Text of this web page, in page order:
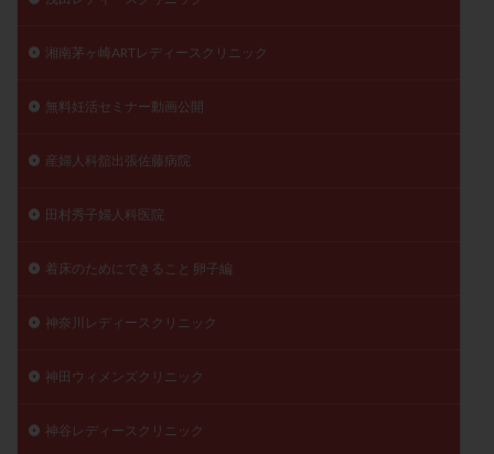
湘南茅ヶ崎ARTレディースクリニック
無料妊活セミナー動画公開
産婦人科舘出張佐藤病院
田村秀子婦人科医院
着床のためにできること 卵子編
神奈川レディースクリニック
神田ウィメンズクリニック
神谷レディースクリニック